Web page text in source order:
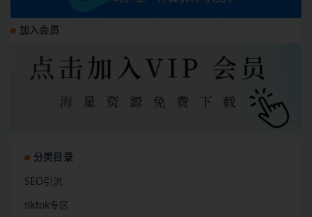
加入会员
分类目录
SEO引流
tiktok专区